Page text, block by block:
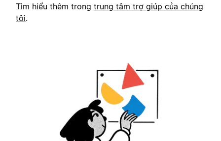
Tìm hiểu thêm trong trung tâm trợ giúp của chúng
tôi.